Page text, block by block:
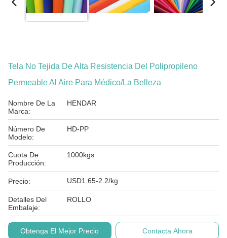
Tela No Tejida De Alta Resistencia Del Polipropileno
Permeable Al Aire Para Médico/la Belleza
Nombre De La
Marca:
HENDAR
Número De
Modelo:
HD-PP
Cuota De
Producción:
1000kgs
Precio: USD1.65-2.2/kg
Detalles Del
Embalaje:
ROLLO
Condiciones De
Pago:Obtenga El Mejor Precio Contacta Ahora